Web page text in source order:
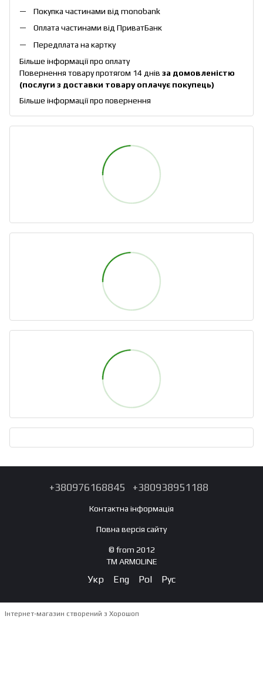
Покупка частинами від monobank
Оплата частинами від ПриватБанк
Передплата на картку
Більше інформації про оплату
Повернення товару протягом 14 днів за домовленістю
(послуги з доставки товару оплачує покупець)
Більше інформації про повернення
+380976168845 +380938951188
Контактна інформація
Повна версія сайту
© from 2012
TM ARMOLINE
Укр Eng Pol Рус
Інтернет-магазин створений з Хорошоп